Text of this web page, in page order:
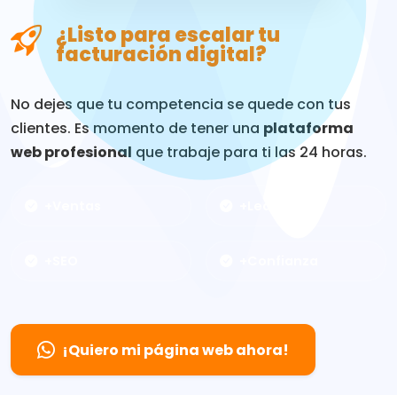
¿Listo para escalar tu
facturación digital?
No dejes que tu competencia se quede con tus
clientes. Es momento de tener una plataforma
web profesional que trabaje para ti las 24 horas.
¡Quiero mi página web ahora!